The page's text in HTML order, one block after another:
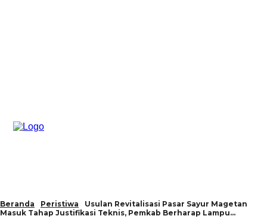
Beranda Peristiwa
Usulan Revitalisasi Pasar Sayur Magetan
Masuk Tahap Justifikasi Teknis, Pemkab Berharap Lampu...